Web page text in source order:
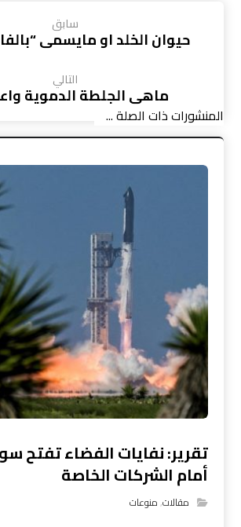
سابق
حيوان الخلد او مايسمى
التالي
ماهي الجلطة الدموية
المنشورات ذات الصلة ...
تقرير: نفايات الفضاء تفتح
أمام الشركات الخاصة
مقالات,منوعات